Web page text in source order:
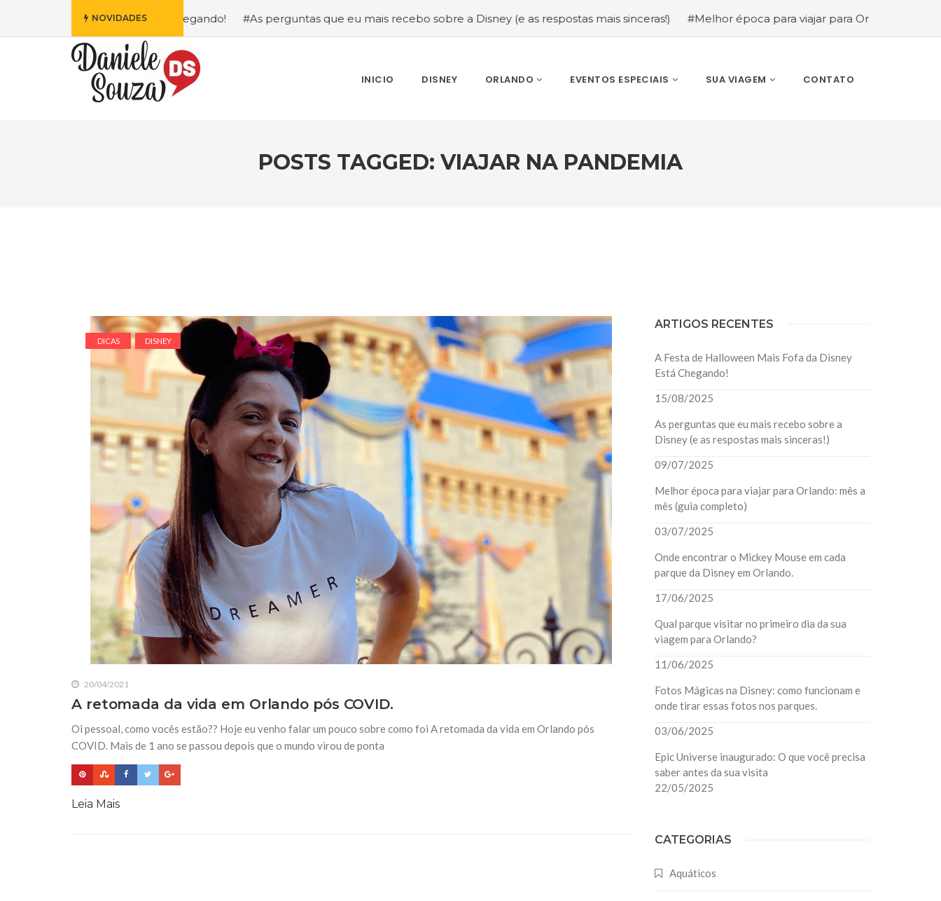
NOVIDADES
Fofa da Disney Está Chegando! #As perguntas que eu mais recebo sobre a Disney (e as respostas mais sinceras!) #Melhor época para viajar para Orlando: mês a mês
INICIO DISNEY ORLANDO EVENTOS ESPECIAIS SUA VIAGEM CONTATO
POSTS TAGGED: VIAJAR NA PANDEMIA
DICAS DISNEY
20/04/2021
A retomada da vida em Orlando pós COVID.
Oi pessoal, como vocês estão?? Hoje eu venho falar um pouco sobre como foi A retomada da vida em Orlando pós
COVID. Mais de 1 ano se passou depois que o mundo virou de ponta
Leia Mais
ARTIGOS RECENTES
A Festa de Halloween Mais Fofa da Disney
Está Chegando!
15/08/2025
As perguntas que eu mais recebo sobre a
Disney (e as respostas mais sinceras!)
09/07/2025
Melhor época para viajar para Orlando: mês a
mês (guia completo)
03/07/2025
Onde encontrar o Mickey Mouse em cada
parque da Disney em Orlando.
17/06/2025
Qual parque visitar no primeiro dia da sua
viagem para Orlando?
11/06/2025
Fotos Mágicas na Disney: como funcionam e
onde tirar essas fotos nos parques.
03/06/2025
Epic Universe inaugurado: O que você precisa
saber antes da sua visita
22/05/2025
CATEGORIAS
Aquáticos